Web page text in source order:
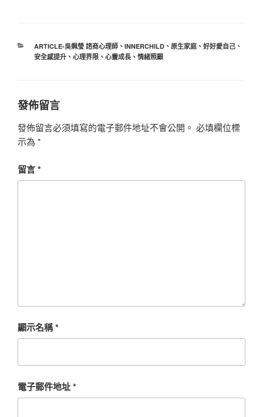
分
類
ARTICLE-吳姵瑩 諮商心理師、 INNERCHILD、 原生家庭、 好好愛自己、
安全感提升、 心理界限、 心靈成長、 情緒照顧
發佈留言
發佈留言必須填寫的電子郵件地址不會公開。 必填欄位標
示為 *
留言*
顯示名稱*
電子郵件地址*